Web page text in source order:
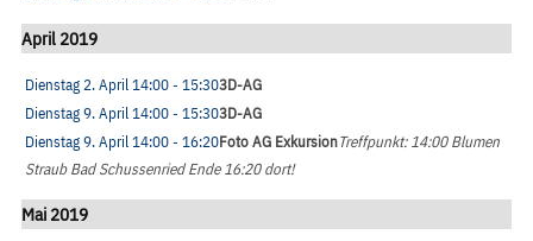
April 2019
Dienstag 2. April14:00- 15:303D-AG
Dienstag 9. April14:00- 15:303D-AG
Dienstag 9. April14:00- 16:20Foto AG ExkursionTreffpunkt: 14:00 Blumen
Straub Bad Schussenried Ende 16:20 dort!
Mai 2019